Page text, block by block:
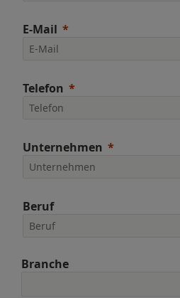
E-Mail
Telefon
Unternehmen
Beruf
Branche